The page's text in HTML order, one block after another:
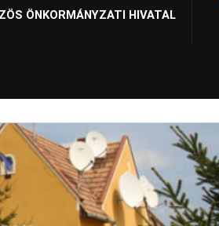
ÖNKORMÁNYZATI HIVATAL